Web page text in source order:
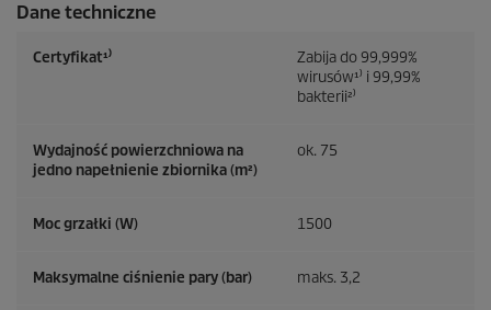
Dane techniczne
Certyfikat¹⁾
Zabija do 99,999%
wirusów¹⁾ i 99,99%
bakterii²⁾
Wydajność powierzchniowa na
jedno napełnienie zbiornika (m²)
ok. 75
Moc grzałki (W) 1500
Maksymalne ciśnienie pary (bar) maks. 3,2